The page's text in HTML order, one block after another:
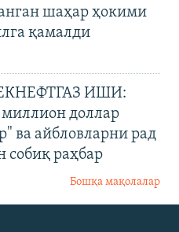
шаҳар ҳокими
қамалди
ИШИ:
миллион доллар
ва айбловларни рад
собиқ раҳбар
Бошқа мақолалар